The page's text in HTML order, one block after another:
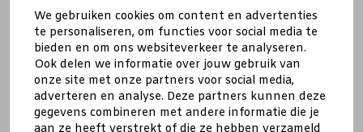
We gebruiken cookies om content en advertenties
te personaliseren, om functies voor social media te
bieden en om ons websiteverkeer te analyseren.
Ook delen we informatie over jouw gebruik van
onze site met onze partners voor social media,
adverteren en analyse. Deze partners kunnen deze
gegevens combineren met andere informatie die je